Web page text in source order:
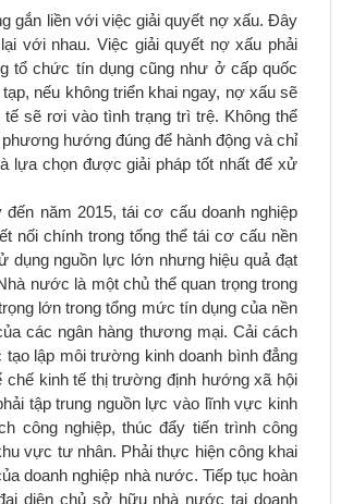
gắn liền với việc giải quyết nợ xấu. Đây
với nhau. Việc giải quyết nợ xấu phải
tổ chức tín dụng cũng như ở cấp quốc
nếu không triển khai ngay, nợ xấu sẽ
sẽ rơi vào tình trạng trì trệ. Không thể
hướng đúng để hành động và chỉ
lựa chọn được giải pháp tốt nhất để xử
năm 2015, tái cơ cấu doanh nghiệp
nối chính trong tổng thể tái cơ cấu nền
dụng nguồn lực lớn nhưng hiệu quả đạt
nước là một chủ thể quan trọng trong
lớn trong tổng mức tín dụng của nền
các ngân hàng thương mại. Cải cách
lập môi trường kinh doanh bình đẳng
chế kinh tế thị trường định hướng xã hội
tập trung nguồn lực vào lĩnh vực kinh
công nghiệp, thúc đẩy tiến trình công
vực tư nhân. Phải thực hiện công khai
doanh nghiệp nhà nước. Tiếp tục hoàn
diện chủ sở hữu nhà nước tại doanh